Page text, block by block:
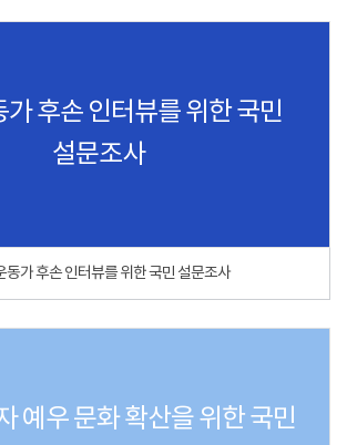
가 후손 인터뷰를 위한 국민
설문조사
동가 후손 인터뷰를 위한 국민 설문조사
예우 문화 확산을 위한 국민